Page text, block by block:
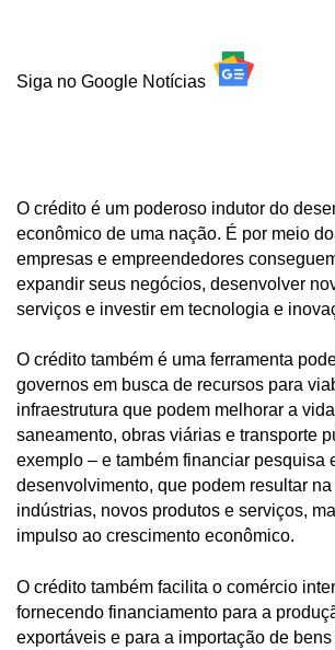
Siga no Google Notícias
O crédito é um poderoso indutor do
econômico de uma nação. É por meio
empresas e empreendedores
expandir seus negócios, desenvolver
serviços e investir em tecnologia e
O crédito também é uma ferramenta
governos em busca de recursos para
infraestrutura que podem melhorar a
saneamento, obras viárias e transporte
exemplo – e também financiar pesquisa
desenvolvimento, que podem resultar
indústrias, novos produtos e serviços,
impulso ao crescimento econômico.
O crédito também facilita o comércio
fornecendo financiamento para a
exportáveis e para a importação de